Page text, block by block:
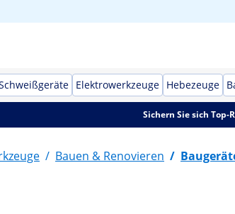
Elektrowerkzeuge Hebezeuge
Sichern Sie sich
/ Bauen & Renovieren /